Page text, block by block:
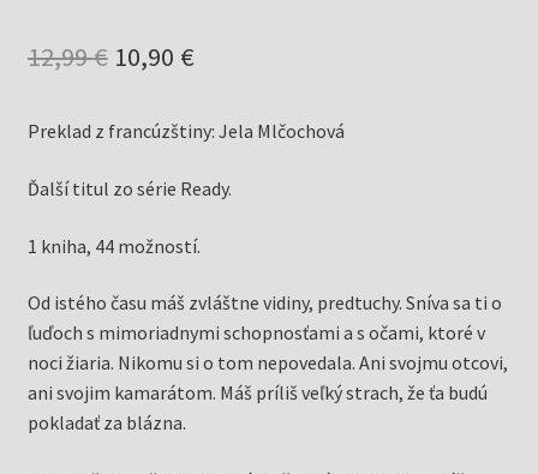
12,99€ Pôvodná
bola:
12,99 €.
10,90 €Aktuálna
je:
10,90 €.
Preklad z francúzštiny: Jela Mlčochová
Ďalší titul zo série Ready.
1 kniha, 44 možností.
Od istého času máš zvláštne vidiny, predtuchy. Sníva sa ti o
ľuďoch s mimoriadnymi schopnosťami a s očami, ktoré v
noci žiaria. Nikomu si o tom nepovedala. Ani svojmu otcovi,
ani svojim kamarátom. Máš príliš veľký strach, že ťa budú
pokladať za blázna.